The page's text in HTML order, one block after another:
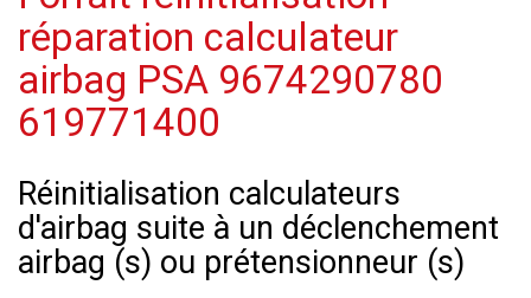
réparation calculateur
airbag PSA 9674290780
619771400
Réinitialisation calculateurs
d'airbag suite à un déclenchement
airbag (s) ou prétensionneur (s)